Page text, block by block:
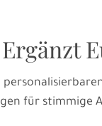
Ergänzt
für stimmige